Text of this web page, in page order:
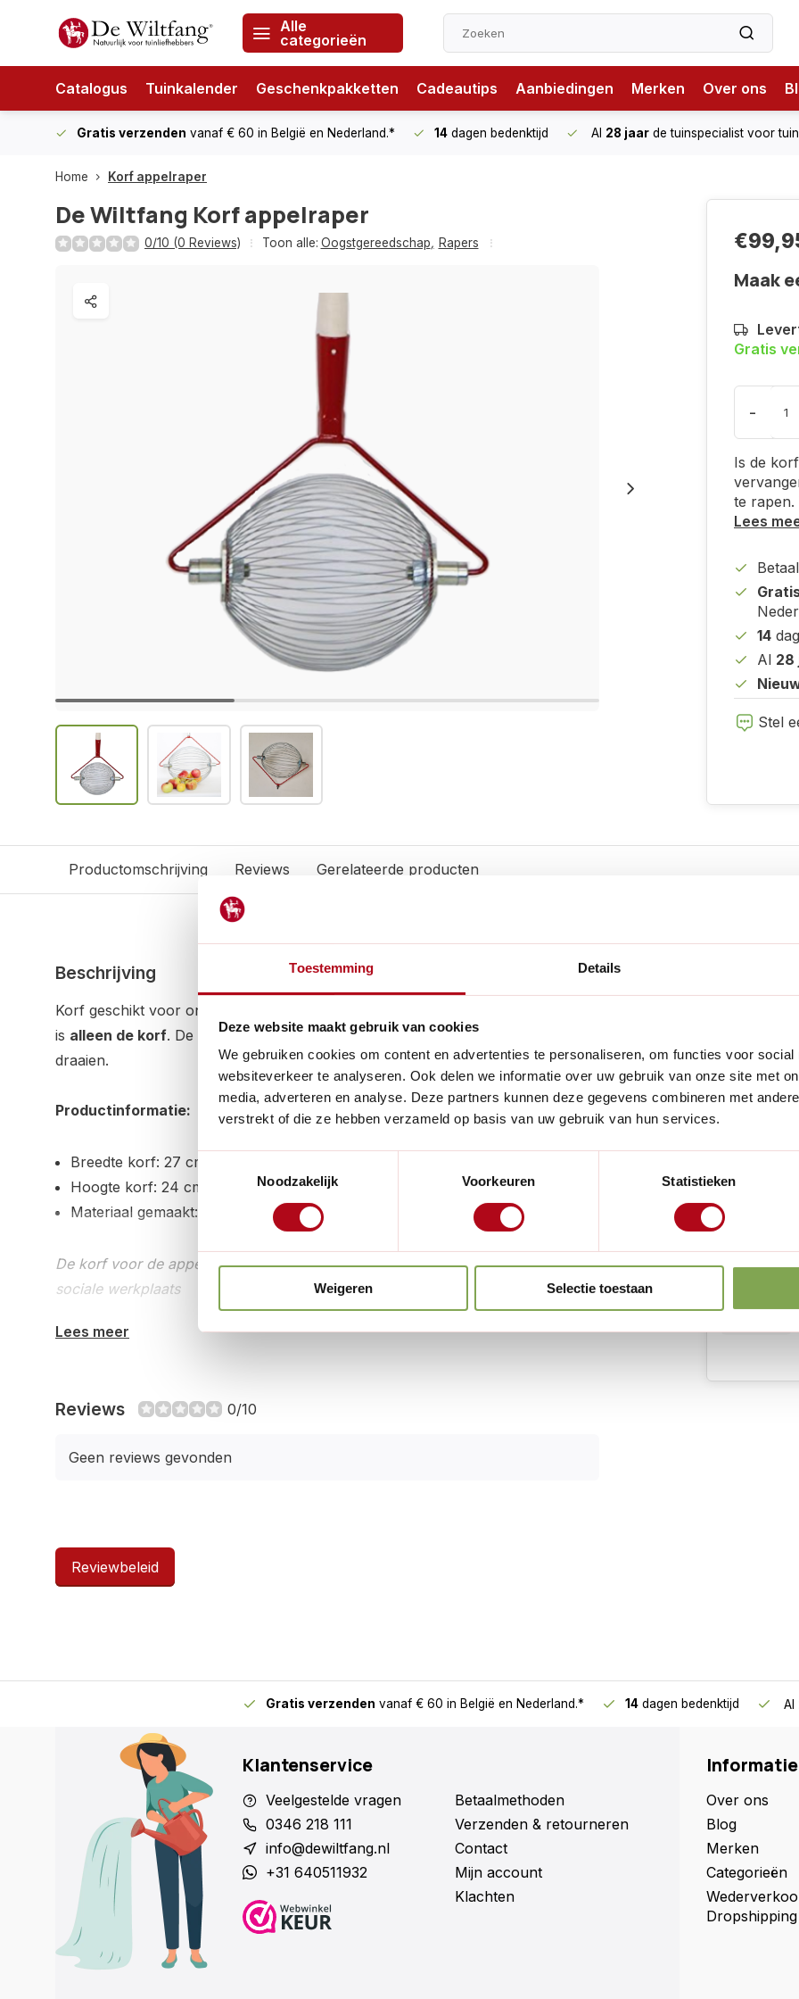
Toestemming Details
Deze website maakt gebruik van cookies
We gebruiken cookies om content en advertenties te personaliseren, om functies voor social
websiteverkeer te analyseren. Ook delen we informatie over uw gebruik van onze site met
media, adverteren en analyse. Deze partners kunnen deze gegevens combineren met
verstrekt of die ze hebben verzameld op basis van uw gebruik van hun services.
Toestemmingsselectie
Noodzakelijk
Voorkeuren Statistieken
Weigeren Selectie toestaan
Alle
categorieën
Catalogus Tuinkalender Geschenkpakketten Cadeautips Aanbiedingen Merken Over ons
Gratis verzenden vanaf € 60 in België en Nederland.* 14 dagen bedenktijd Al 28 jaar de tuinspecialist voor
Home Korf appelraper
De Wiltfang Korf appelraper
0/10 (0 Reviews) Toon alle: Oogstgereedschap, Rapers
Maak
Gratis
-
Is de
te rapen.
Lees
14
Al 28
Stel
Productomschrijving Reviews Gerelateerde producten
Beschrijving
Korf geschikt voor onze rapers. Deze korf is geschikt om appels te rapen. dit
is alleen de korf. De korf is voorzien van een schroef welke u in de steel kan
draaien.
Productinformatie:
Breedte korf: 27 cm
Hoogte korf: 24 cm
Materiaal gemaakt: hoogwaardig materiaal
De korf voor de appel- en walnotenraper op telesteel worden gemaakt in een
sociale werkplaats
Lees meer
Reviews 0/10
Geen reviews gevonden
Reviewbeleid
Gratis verzenden vanaf € 60 in België en Nederland.* 14 dagen bedenktijd Al
Klantenservice
Veelgestelde vragen
0346 218 111
info@dewiltfang.nl
+31 640511932
Betaalmethoden
Verzenden & retourneren
Contact
Mijn account
Klachten
Informatie
Over ons
Blog
Merken
Categorieën
Dropshipping